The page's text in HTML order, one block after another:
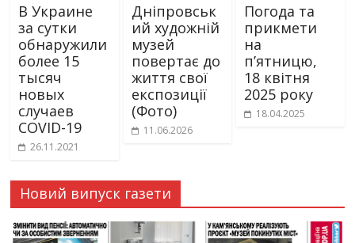
В Украине
за сутки
обнаружили
более 15
тысяч
новых
случаев
COVID-19
26.11.2021
Дніпровськ
ий художній
музей
повертає до
життя свої
експозиції
(Фото)
11.06.2026
Погода та
прикмети
на
пʼятницю,
18 квітня
2025 року
18.04.2025
Новий випуск газети